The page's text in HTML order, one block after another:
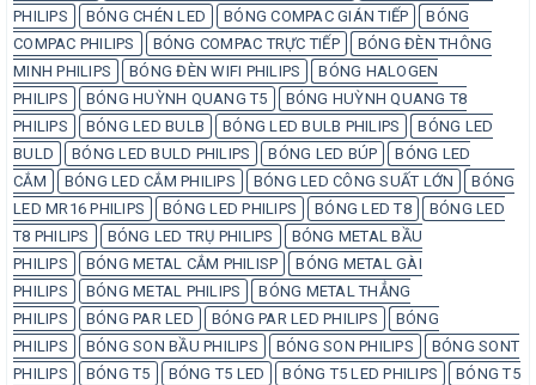
PHILIPS
BÓNG CHÉN LED BÓNG COMPAC GIÁN TIẾP
BÓNG
COMPAC PHILIPS
BÓNG COMPAC TRỰC TIẾP
BÓNG ĐÈN THÔNG
MINH PHILIPS
BÓNG ĐÈN WIFI PHILIPS
BÓNG HALOGEN
PHILIPS
BÓNG HUỲNH QUANG T5
BÓNG HUỲNH QUANG T8
PHILIPS
BÓNG LED BULB BÓNG LED BULB PHILIPS
BÓNG LED
BULD
BÓNG LED BULD PHILIPS BÓNG LED BÚP
BÓNG LED
CẮM
BÓNG LED CẮM PHILIPS BÓNG LED CÔNG SUẤT LỚN
BÓNG
LED MR16 PHILIPS
BÓNG LED PHILIPS BÓNG LED T8
BÓNG LED
T8 PHILIPS
BÓNG LED TRỤ PHILIPS
BÓNG METAL BẦU
PHILIPS
BÓNG METAL CẮM PHILISP
BÓNG METAL GÀI
PHILIPS
BÓNG METAL PHILIPS
BÓNG METAL THẲNG
PHILIPS
BÓNG PAR LED BÓNG PAR LED PHILIPS
BÓNG
PHILIPS
BÓNG SON BẦU PHILIPS BÓNG SON PHILIPS
BÓNG SONT
PHILIPS
BÓNG T5 BÓNG T5 LED BÓNG T5 LED PHILIPS
BÓNG T5